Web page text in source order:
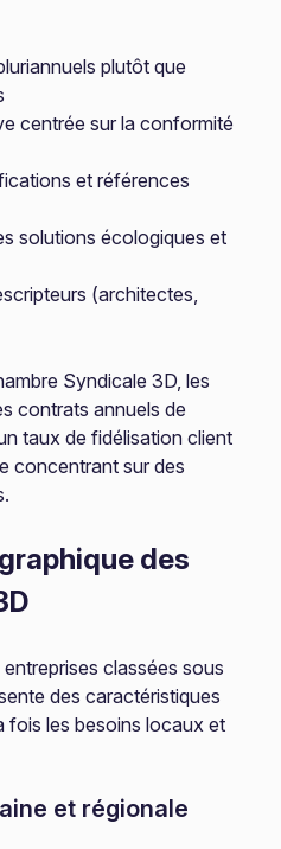
plutôt que
centrée sur la conformité
et références
solutions écologiques et
(architectes,
Syndicale 3D, les
contrats annuels de
taux de fidélisation client
concentrant sur des
des
classées sous
des caractéristiques
fois les besoins locaux et
et régionale